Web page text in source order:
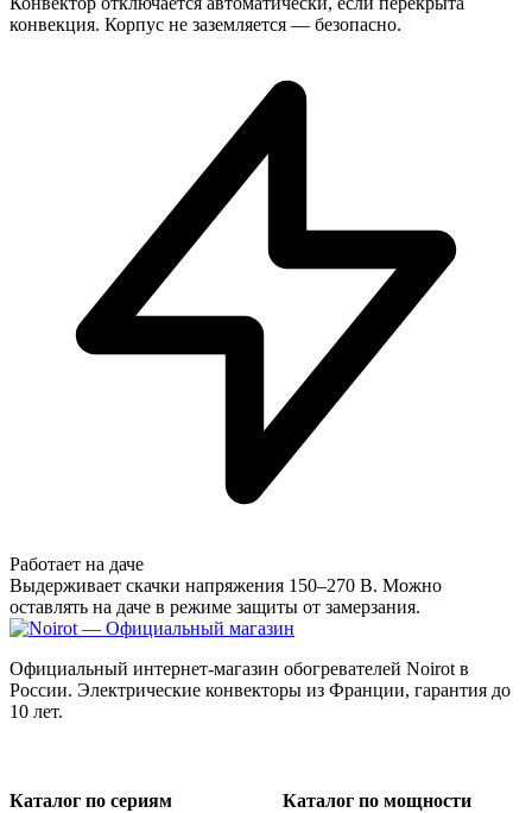
конвекция. Корпус не заземляется — безопасно.
Работает на даче
Выдерживает скачки напряжения 150–270 В. Можно
оставлять на даче в режиме защиты от замерзания.
Официальный интернет-магазин обогревателей Noirot в
России. Электрические конвекторы из Франции, гарантия до
10 лет.
Каталог по сериям Каталог по мощности